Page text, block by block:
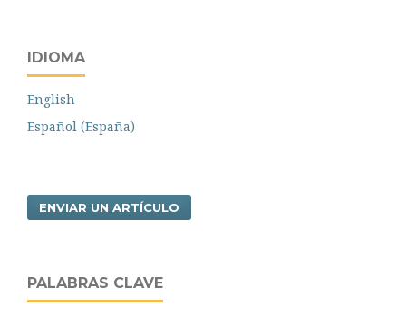
IDIOMA
English
Español (España)
ENVIAR UN ARTÍCULO
PALABRAS CLAVE